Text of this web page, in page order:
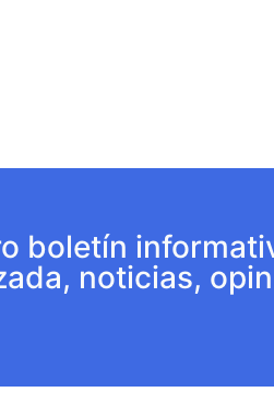
boletín
noticias,